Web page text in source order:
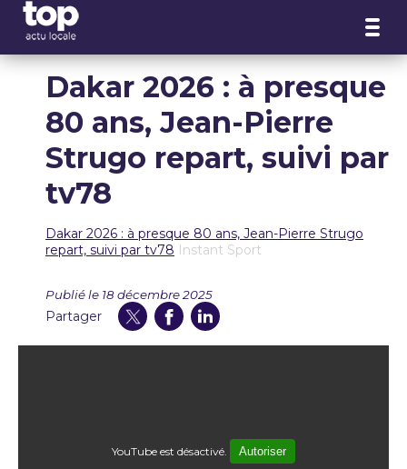
Dakar 2026 : à presque
80 ans, Jean-Pierre
Strugo repart, suivi par
tv78
Dakar 2026 : à presque 80 ans, Jean-Pierre Strugo
repart, suivi par tv78 Instant Sport
Publié le 18 décembre 2025
Partager
YouTube est désactivé. Autoriser
Panneau de gestion des cookies